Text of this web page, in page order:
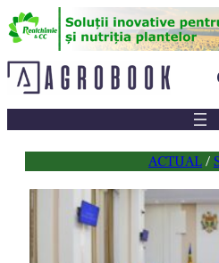
Sari
la
ACTUAL /